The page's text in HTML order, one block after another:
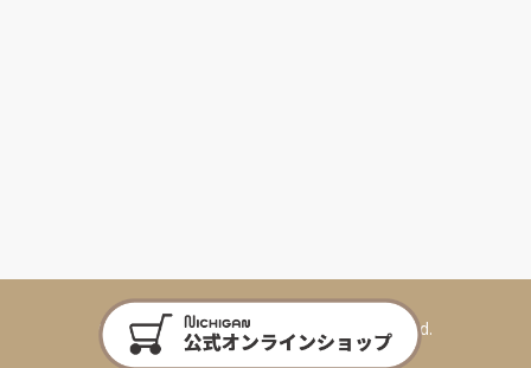
©2018 Nichigan Co.,ltd. All Rights Reserved.